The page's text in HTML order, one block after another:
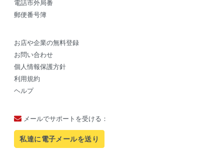
電話市外局番
郵便番号簿
お店や企業の無料登録
お問い合わせ
個人情報保護方針
利用規約
ヘルプ
メールでサポートを受ける：
私達に電子メールを送り